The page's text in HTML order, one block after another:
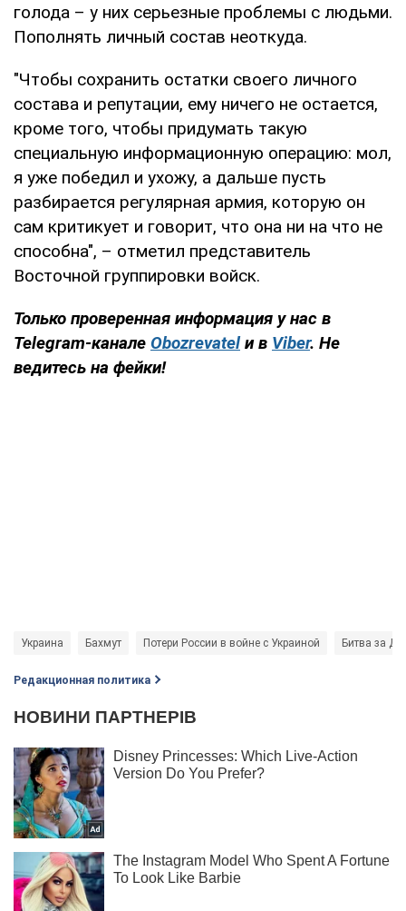
голода – у них серьезные проблемы с людьми.
Пополнять личный состав неоткуда.
"Чтобы сохранить остатки своего личного
состава и репутации, ему ничего не остается,
кроме того, чтобы придумать такую
специальную информационную операцию: мол,
я уже победил и ухожу, а дальше пусть
разбирается регулярная армия, которую он
сам критикует и говорит, что она ни на что не
способна", – отметил представитель
Восточной группировки войск.
Только проверенная информация у нас в
Telegram-канале Obozrevatel и в Viber. Не
ведитесь на фейки!
Украина Бахмут Потери России в войне с Украиной Битва за
Редакционная политика